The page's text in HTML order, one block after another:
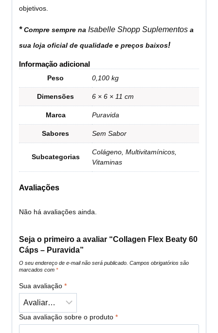
objetivos.
*Compre sempre na Isabelle Shopp Suplementos a
sua loja oficial de qualidade e preços baixos!
Informação adicional
Peso 0,100 kg
Dimensões 6 × 6 × 11 cm
Marca Puravida
Sabores Sem Sabor
Subcategorias
Colágeno, Multivitamínicos,
Vitaminas
Avaliações
Não há avaliações ainda.
Seja o primeiro a avaliar “Collagen Flex Beaty 60
Cáps – Puravida”
O seu endereço de e-mail não será publicado. Campos obrigatórios são
marcados com *
Sua avaliação *
Sua avaliação sobre o produto *